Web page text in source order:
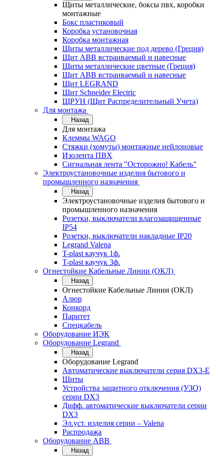
Щиты металлические, боксы пвх, коробки
монтажные
Бокс пластиковый
Коробка установочная
Коробка монтажная
Щиты металлические под дерево (Греция)
Щит ABB встраиваемый и навесные
Щиты металлические цветные (Греция)
Щит ABB встраиваемый и навесные
Щит LEGRAND
Щит Schneider Electric
ЩРУН (Щит Распределительный Учета)
Для монтажа
Назад
Для монтажа
Клеммы WAGO
Стяжки (хомуты) монтажные нейлоновые
Изолента ПВХ
Сигнальная лента "Осторожно! Кабель"
Электроустановочные изделия бытового и
промышленного назначения
Назад
Электроустановочные изделия бытового и
промышленного назначения
Розетки, выключатели влагозащищенные
IP54
Розетки, выключатели накладные IP20
Legrand Valena
T-plast каучук 1ф.
T-plast каучук 3ф.
Огнестойкие Кабельные Линии (ОКЛ)
Назад
Огнестойкие Кабельные Линии (ОКЛ)
Алюр
Конкорд
Паритет
Спецкабель
Оборудование ИЭК
Оборудование Legrand
Назад
Оборудование Legrand
Автоматические выключатели серия DX3-E
Щиты
Устройства защитного отключения (УЗО)
серии DX3
Дифф. автоматические выключатели серии
DX3
Эл.уст. изделия серии – Valena
Распродажа
Оборудование АВВ
Назад